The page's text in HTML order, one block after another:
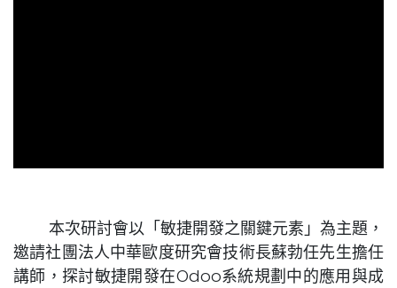
本次研討會以「敏捷開發之關鍵元素」為主題，
邀請社團法人中華歐度研究會技術長蘇勃任先生擔任
講師，探討敏捷開發在Odoo系統規劃中的應用與成